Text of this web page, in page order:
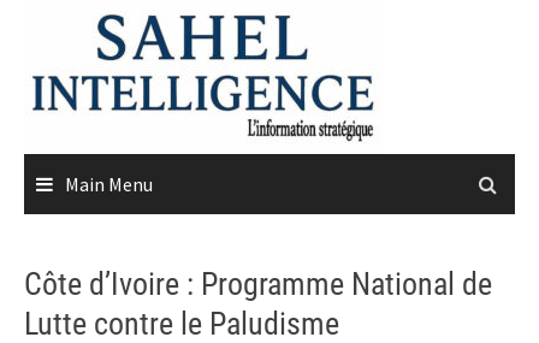
content
Main Menu
Côte d’Ivoire : Programme National de
Lutte contre le Paludisme